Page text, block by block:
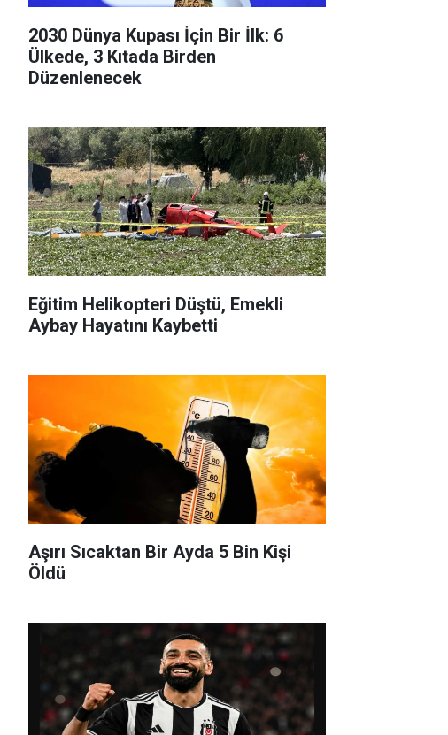
2030 Dünya Kupası İçin Bir İlk: 6
Ülkede, 3 Kıtada Birden
Düzenlenecek
Eğitim Helikopteri Düştü, Emekli
Aybay Hayatını Kaybetti
Aşırı Sıcaktan Bir Ayda 5 Bin Kişi
Öldü